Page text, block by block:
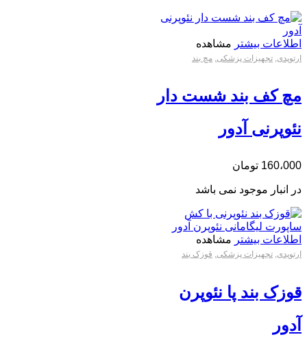
اطلاعات بیشتر مشاهده
ارتوپدی تجهیزات پزشکی مچ بند
مچ کف بند شست دار
نئوپرنی آدور
160،000 تومان
در انبار موجود نمی باشد
اطلاعات بیشتر مشاهده
ارتوپدی, تجهیزات پزشکی, قوزک بند
قوزک بند پا نئوپرن
آدور